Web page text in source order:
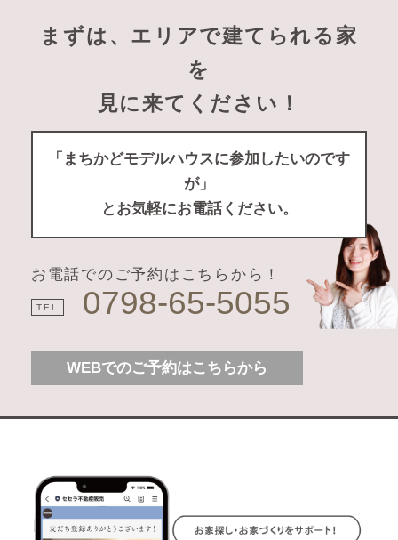
まずは、エリアで建てられる家
を
見に来てください！
「まちかどモデルハウスに参加したいのです
が」
とお気軽にお電話ください。
お電話でのご予約はこちらから！
TEL 0798-65-5055
WEBでのご予約はこちらから